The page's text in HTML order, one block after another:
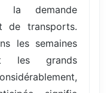
la demande
de transports.
les semaines
les grands